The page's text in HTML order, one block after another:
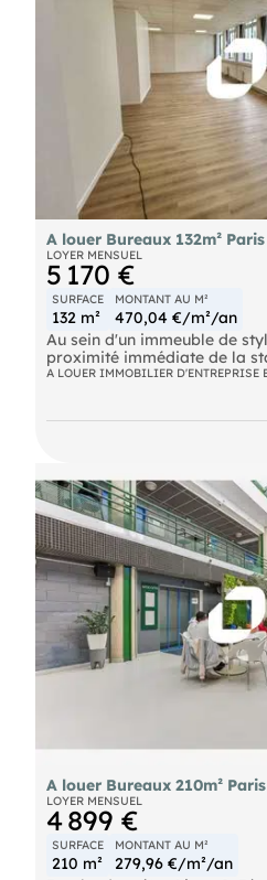
A louer Bureaux 132m² Paris
LOYER MENSUEL
5 170 €
SURFACE
132 m²
MONTANT AU M²
470,04 €/m²/an
Au sein d'un immeuble de
proximité immédiate de la
ImmpNotre équipes propose
Métro Guy-Môquet (Ligne
(31, 518, 81) Autoroute
A LOUER IMMOBILIER D'ENTREPRISE
A louer Bureaux 210m² Paris
LOYER MENSUEL
4 899 €
SURFACE
210 m²
MONTANT AU M²
279,96 €/m²/an